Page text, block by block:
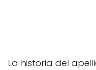
La historia del